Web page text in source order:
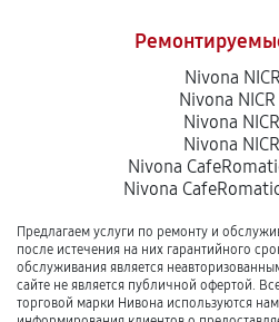
Nivona
Nivona
Nivona
Nivona
Nivona
Nivona
Предлагаем услуги по ремонту и
после истечения на них гарантийного
обслуживания является
сайте не является публичной офертой.
торговой марки Нивона используются